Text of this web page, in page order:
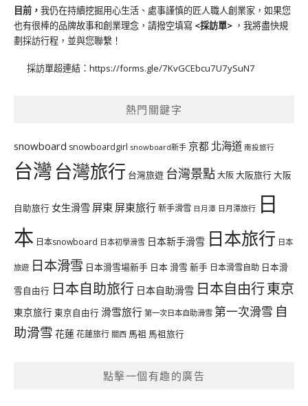
目前， 我仍在持續挖掘用心生活、處事謹慎的匠人職人創業家，如果您
也有很棒的品牌故事和創業理念，請撥空填寫 <採訪單> ，我將盡快規
劃採訪行程，並與您聯繫！
採訪單超連結： https://forms.gle/7KvGCEbcu7U7ySuN7
熱門關鍵字
snowboard snowboardgirl snowboard新手 京都 北海道 南投旅行
台灣台灣旅行 台灣旅遊 台灣景點大阪大阪旅行大阪
自助旅行 女生滑雪 屏東 屏東旅行新手滑雪 日月潭 日月潭旅行 日
本 日本snowboard 日本初學滑雪 日本新手滑雪 日本旅行 日本
旅遊 日本滑雪 日本滑雪場新手 日本 滑雪 新手 日本滑雪自助 日本滑
雪自由行 日本自助旅行 日本自助滑雪 日本自由行東京
東京旅行 東京自由行 滑雪旅行 第一次日本自助滑雪 第一次滑雪 自
助滑雪 花蓮花蓮旅行 關西 馬祖 馬祖旅行
點擊一個有趣的廣告